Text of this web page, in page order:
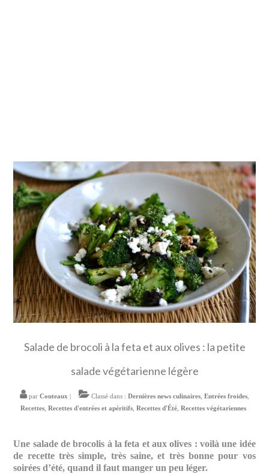
Salade de brocoli à la feta et aux olives : la petite
salade végétarienne légère
par Couteaux Classé dans : Dernières news culinaires Entrées froides
Recettes, Recettes d'entrées et apéritifs, Recettes d'Été, Recettes végétariennes
Une salade de brocolis à la feta et aux olives : voilà une idée
de recette très simple, très saine, et très bonne pour vos
soirées d’été, quand il faut manger un peu léger.